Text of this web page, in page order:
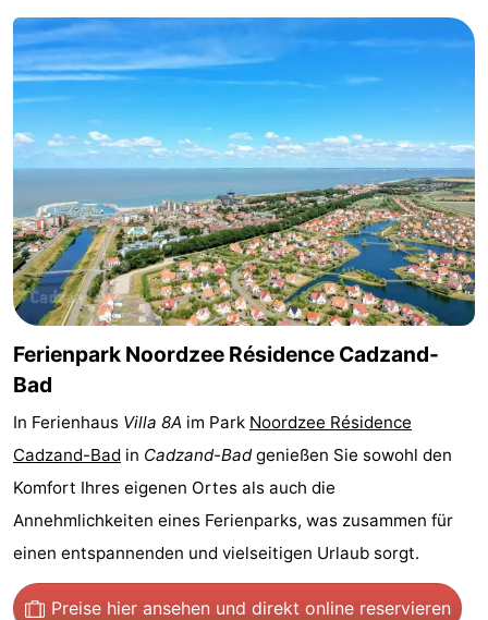
Cadzand-
Bad
Nieuwvliet-
Bad
Schoneveld
-
Strand
Resort
Nieuwvliet-
Bad
-
Waterdunen
-
Zonneweelde
Zwinhoeve
Hotels
Lastminutes
Strand
Sehen
tun
Museen
-
Mühlen
-
Ferienpark Noordzee Résidence Cadzand-
Bad
In Ferienhaus Villa 8A im Park Noordzee Résidence
Cadzand-Bad in Cadzand-Badgenießen Sie sowohl den
Komfort Ihres eigenen Ortes als auch die
Annehmlichkeiten eines Ferienparks, was zusammen für
einen entspannenden und vielseitigen Urlaub sorgt.
Preise hier ansehen und direkt online reservieren